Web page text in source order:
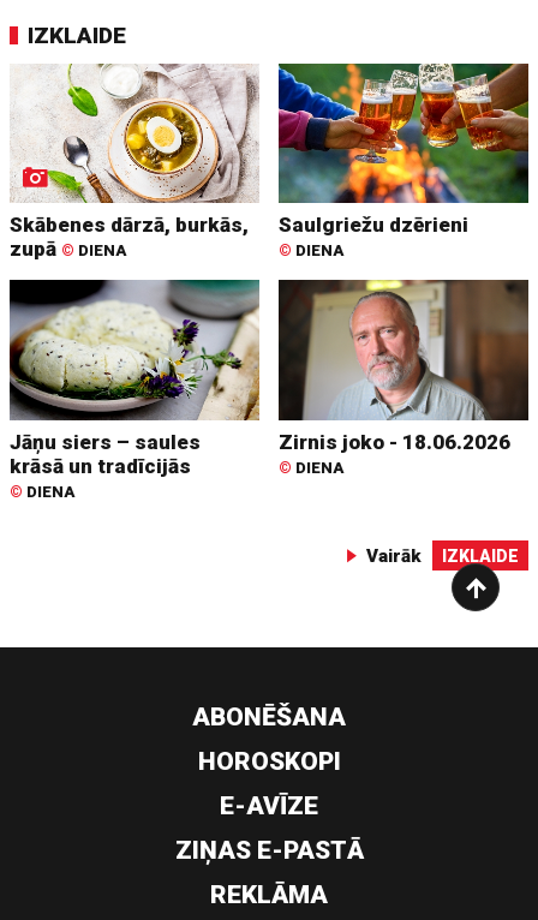
IZKLAIDE
Skābenes dārzā, burkās,
zupā © DIENA
Saulgriežu dzērieni
© DIENA
Jāņu siers – saules
krāsā un tradīcijās
© DIENA
Zirnis joko - 18.06.2026
© DIENA
Vairāk IZKLAIDE
ABONĒŠANA
HOROSKOPI
E-AVĪZE
ZIŅAS E-PASTĀ
REKLĀMA